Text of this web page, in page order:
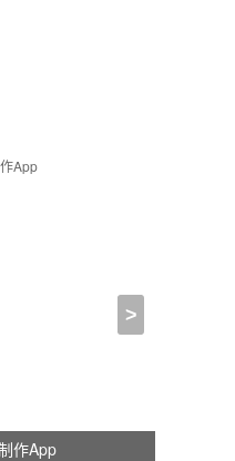
>
作App